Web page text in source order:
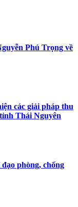
Phú Trọng về
các giải pháp thu
Thái Nguyên
phòng, chống